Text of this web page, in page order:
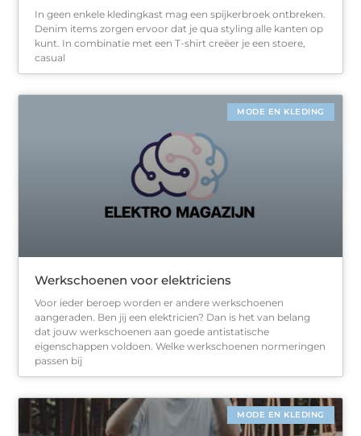
In geen enkele kledingkast mag een spijkerbroek ontbreken.
Denim items zorgen ervoor dat je qua styling alle kanten op
kunt. In combinatie met een T-shirt creëer je een stoere,
casual
MODE EN KLEDING
Werkschoenen voor elektriciens
Voor ieder beroep worden er andere werkschoenen
aangeraden. Ben jij een elektricien? Dan is het van belang
dat jouw werkschoenen aan goede antistatische
eigenschappen voldoen. Welke werkschoenen normeringen
passen bij
MODE EN KLEDING